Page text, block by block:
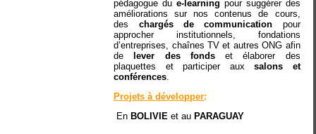
pédagogue du e-learning pour suggérer des
améliorations sur nos contenus de cours,
des chargés de communication pour
approcher institutionnels, fondations
d’entreprises, chaînes TV et autres ONG afin
de
lever des fondset élaborer des
plaquettes et participer auxsalons et
conférences.
Projets à développer:
En BOLIVIE et au PARAGUAY